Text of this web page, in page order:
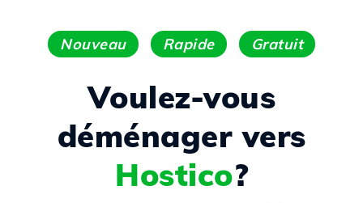
Nouveau Rapide Gratuit
Voulez-vous
déménager vers
Hostico?